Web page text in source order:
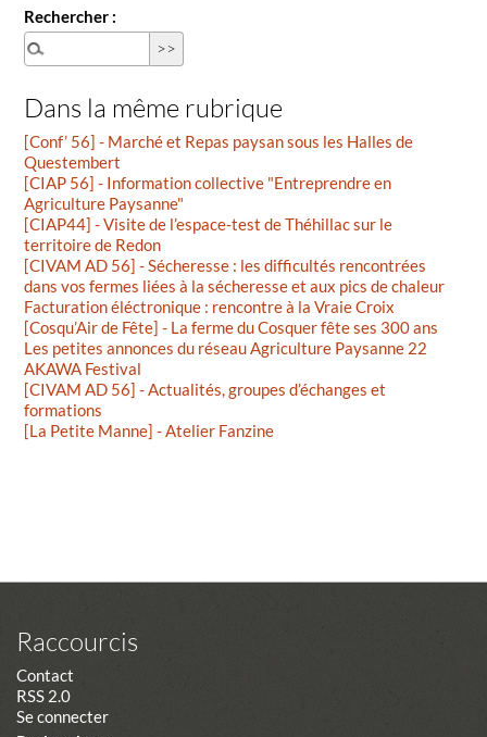
Rechercher :
Dans la même rubrique
[Conf’ 56] - Marché et Repas paysan sous les Halles de
Questembert
[CIAP 56] - Information collective "Entreprendre en
Agriculture Paysanne"
[CIAP44] - Visite de l’espace-test de Théhillac sur le
territoire de Redon
[CIVAM AD 56] - Sécheresse : les difficultés rencontrées
dans vos fermes liées à la sécheresse et aux pics de chaleur
Facturation éléctronique : rencontre à la Vraie Croix
[Cosqu’Air de Fête] - La ferme du Cosquer fête ses 300 ans
Les petites annonces du réseau Agriculture Paysanne 22
AKAWA Festival
[CIVAM AD 56] - Actualités, groupes d’échanges et
formations
[La Petite Manne] - Atelier Fanzine
Raccourcis
Contact
RSS 2.0
Se connecter